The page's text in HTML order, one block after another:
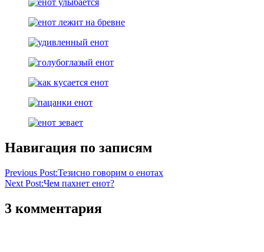
Навигация по записям
Previous Post:Тезисно говорим о енотах
Next Post:Чем пахнет енот?
3 комментария